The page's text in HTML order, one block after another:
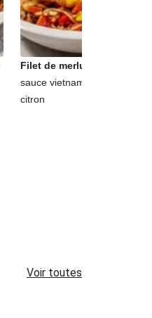
Filet de merlu et nouilles
sauce vietnamienne,
citron
Voir toutes